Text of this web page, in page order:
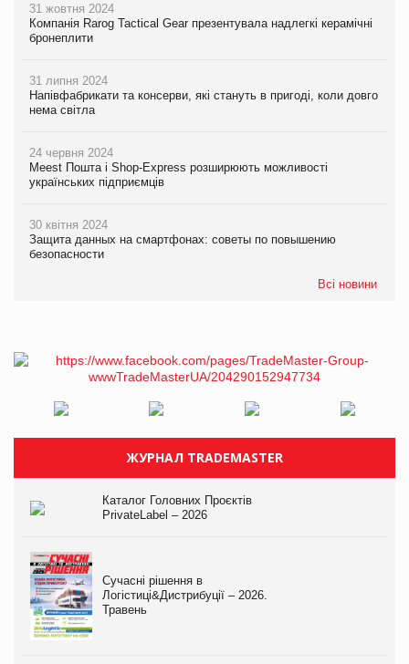
31 жовтня 2024
Компанія Rarog Tactical Gear презентувала надлегкі керамічні
бронеплити
31 липня 2024
Напівфабрикати та консерви, які стануть в пригоді, коли довго
нема світла
24 червня 2024
Meest Пошта і Shop-Express розширюють можливості
українських підприємців
30 квітня 2024
Защита данных на смартфонах: советы по повышению
безопасности
Всі новини
ЖУРНАЛ TRADEMASTER
Каталог Головних Проєктів
PrivateLabel – 2026
Сучасні рішення в
Логістиці&Дистрибуції – 2026.
Травень